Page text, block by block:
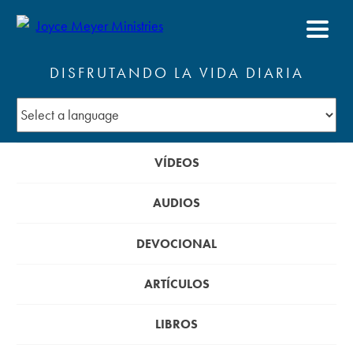
DISFRUTANDO LA VIDA DIARIA
VÍDEOS
AUDIOS
DEVOCIONAL
ARTÍCULOS
LIBROS